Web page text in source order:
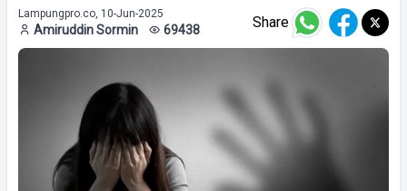
Lampungpro.co, 10-Jun-2025
Amiruddin Sormin 69438 Share